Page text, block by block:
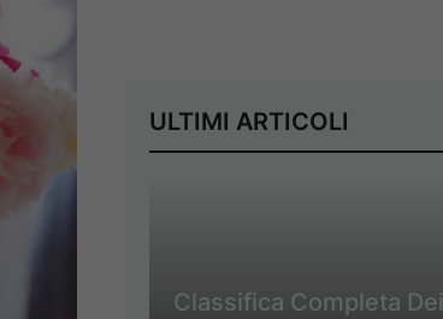
ULTIMI ARTICOLI
Classifica Completa Dei